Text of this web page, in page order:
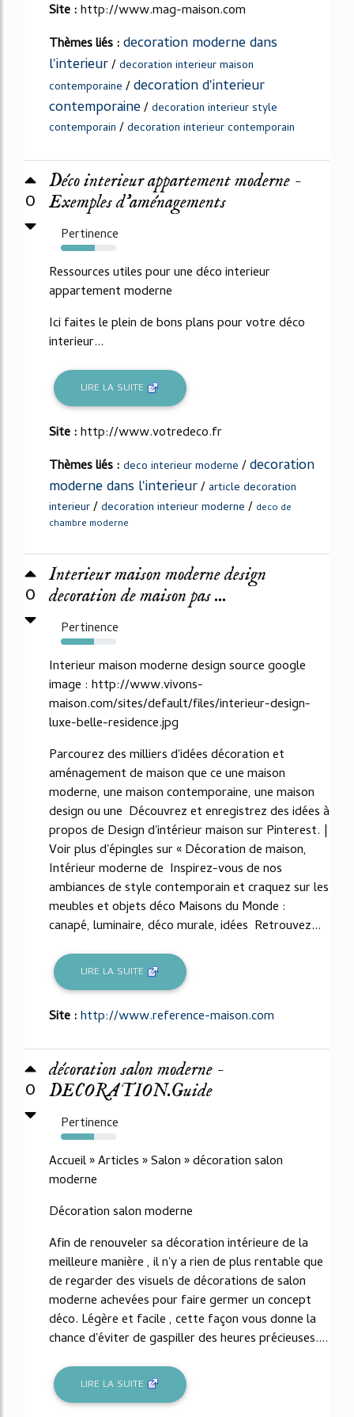
Site :http://www.mag-maison.com
Thèmes liés :decoration moderne dans
l'interieur/decoration interieur maison
contemporaine /decoration d'interieur
contemporaine/decoration interieur style
contemporain /decoration interieur contemporain
0
Déco interieur appartement moderne -
Exemples d'aménagements
Pertinence
62%
Ressources utiles pour une déco interieur
appartement moderne
Ici faites le plein de bons plans pour votre déco
interieur...
LIRE LA SUITE
Site :http://www.votredeco.fr
Thèmes liés : deco interieur moderne /decoration
moderne dans l'interieur/article decoration
interieur/decoration interieur moderne / deco de
chambre moderne
0
Interieur maison moderne design
decoration de maison pas ...
Pertinence
60%
Interieur maison moderne design source google
image : http://www.vivons-
maison.com/sites/default/files/interieur-design-
luxe-belle-residence.jpg
Parcourez des milliers d'idées décoration et
aménagement de maison que ce une maison
moderne, une maison contemporaine, une maison
design ou une Découvrez et enregistrez des idées à
propos de Design d'intérieur maison sur Pinterest. |
Voir plus d'épingles sur « Décoration de maison,
Intérieur moderne de Inspirez-vous de nos
ambiances de style contemporain et craquez sur les
meubles et objets déco Maisons du Monde :
canapé, luminaire, déco murale, idées Retrouvez...
LIRE LA SUITE
Site :http://www.reference-maison.com
0
décoration salon moderne -
DECORATION.Guide
Pertinence
60%
Accueil » Articles » Salon » décoration salon
moderne
Décoration salon moderne
Afin de renouveler sa décoration intérieure de la
meilleure manière , il n'y a rien de plus rentable que
de regarder des visuels de décorations de salon
moderne achevées pour faire germer un concept
déco. Légère et facile , cette façon vous donne la
chance d'éviter de gaspiller des heures précieuses....
LIRE LA SUITE